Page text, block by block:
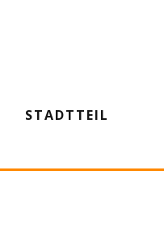
STADTTEIL